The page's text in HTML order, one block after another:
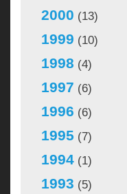
2000 (13)
1999 (10)
1998 (4)
1997 (6)
1996 (6)
1995 (7)
1994 (1)
1993 (5)